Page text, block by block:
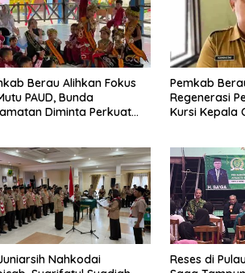
Berau Alihkan Fokus
PAUD, Bunda
Diminta Perkuat
Pemkab
Regenerasi
Kursi Kepala
Nahkodai
Reses di